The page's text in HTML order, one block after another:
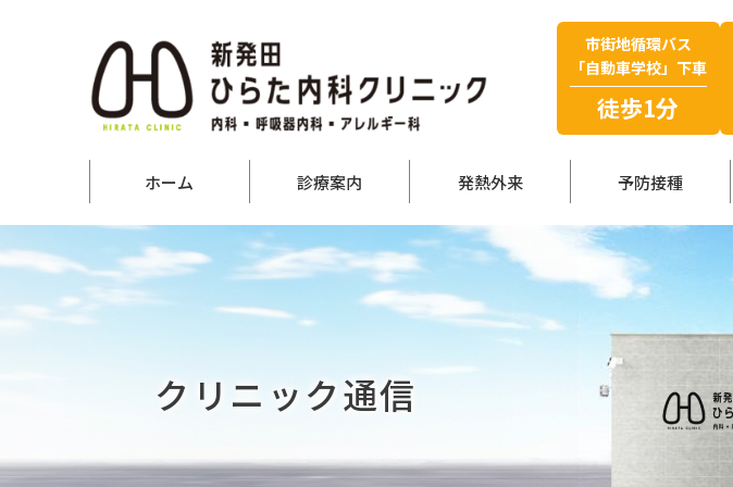
市街地循環バス
「自動車学校」下車
徒歩1分
ホーム 診療案内 発熱外来 予防接種
クリニック通信